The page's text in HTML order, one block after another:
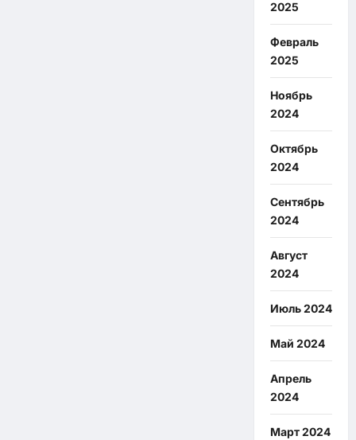
2025
Февраль
2025
Ноябрь
2024
Октябрь
2024
Сентябрь
2024
Август
2024
Июль 2024
Май 2024
Апрель
2024
Март 2024